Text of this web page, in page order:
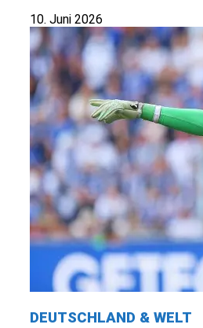
10. Juni 2026
DEUTSCHLAND & WELT